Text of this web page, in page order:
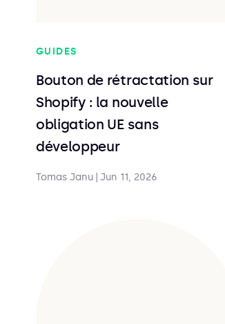
GUIDES
Bouton de rétractation sur
Shopify : la nouvelle
obligation UE sans
développeur
Tomas Janu Jun 11, 2026